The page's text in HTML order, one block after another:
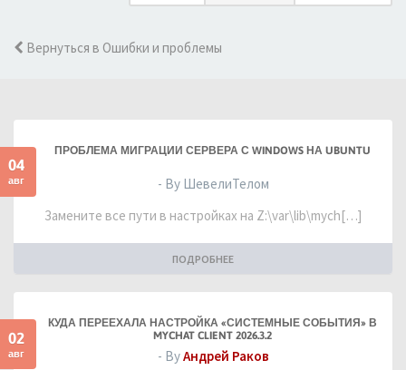
Вернуться в Ошибки и проблемы
04
авг
ПРОБЛЕМА МИГРАЦИИ СЕРВЕРА С WINDOWS НА UBUNTU
- By ШевелиТелом
Замените все пути в настройках на Z:\var\lib\mych[…]
ПОДРОБНЕЕ
02
авг
КУДА ПЕРЕЕХАЛА НАСТРОЙКА «СИСТЕМНЫЕ СОБЫТИЯ» В
MYCHAT CLIENT 2026.3.2
- ByАндрей Раков